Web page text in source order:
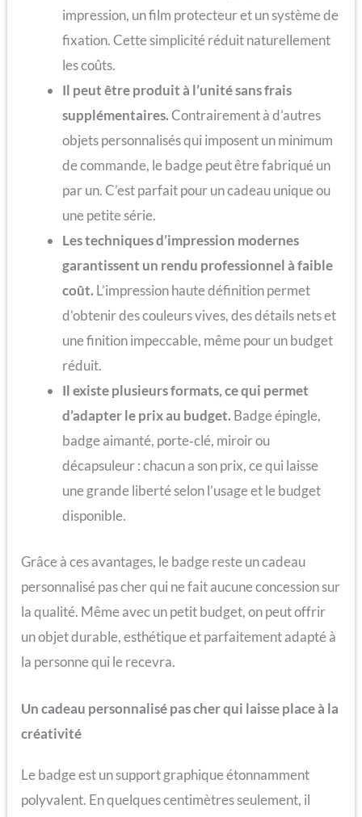
impression, un film protecteur et un système de
fixation. Cette simplicité réduit naturellement
les coûts.
Il peut être produit à l’unité sans frais
supplémentaires.Contrairement à d’autres
objets personnalisés qui imposent un minimum
de commande, le badge peut être fabriqué un
par un. C’est parfait pour un cadeau unique ou
une petite série.
Les techniques d’impression modernes
garantissent un rendu professionnel à faible
coût. L’impression haute définition permet
d’obtenir des couleurs vives, des détails nets et
une finition impeccable, même pour un budget
réduit.
Il existe plusieurs formats, ce qui permet
d’adapter le prix au budget. Badge épingle,
badge aimanté, porte‑clé, miroir ou
décapsuleur : chacun a son prix, ce qui laisse
une grande liberté selon l’usage et le budget
disponible.
Grâce à ces avantages, le badge reste un cadeau
personnalisé pas cher qui ne fait aucune concession sur
la qualité. Même avec un petit budget, on peut offrir
un objet durable, esthétique et parfaitement adapté à
la personne qui le recevra.
Un cadeau personnalisé pas cher qui laisse place à la
créativité
Le badge est un support graphique étonnamment
polyvalent. En quelques centimètres seulement, il